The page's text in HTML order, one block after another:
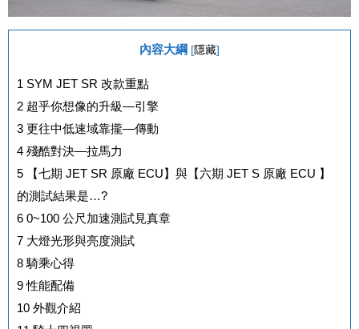
內容大綱 [隱藏]
1 SYM JET SR 改款重點
2 超乎你想像的升級—引擎
3 更往中低速域靠攏—傳動
4 殘酷對決—拉馬力
5 【七期 JET SR 原廠 ECU】與【六期 JET S 原廠 ECU 】
的測試結果是…?
6 0~100 公尺加速測試見真章
7 大燈光形與亮度測試
8 騎乘心得
9 性能配備
10 外觀介紹